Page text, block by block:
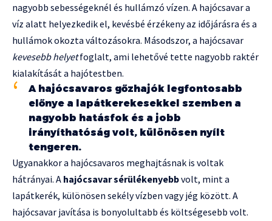
nagyobb sebességeknél és hullámzó vízen. A hajócsavar a
víz alatt helyezkedik el, kevésbé érzékeny az időjárásra és a
hullámok okozta változásokra. Másodszor, a hajócsavar
kevesebb helyetfoglalt, ami lehetővé tette nagyobb raktér
kialakítását a hajótestben.
A hajócsavaros gőzhajók legfontosabb
előnye a lapátkerekesekkel szemben a
nagyobb hatásfok és a jobb
irányíthatóság volt, különösen nyílt
tengeren.
Ugyanakkor a hajócsavaros meghajtásnak is voltak
hátrányai. A hajócsavar sérülékenyebbvolt, mint a
lapátkerék, különösen sekély vízben vagy jég között. A
hajócsavar javítása is bonyolultabb és költségesebb volt.